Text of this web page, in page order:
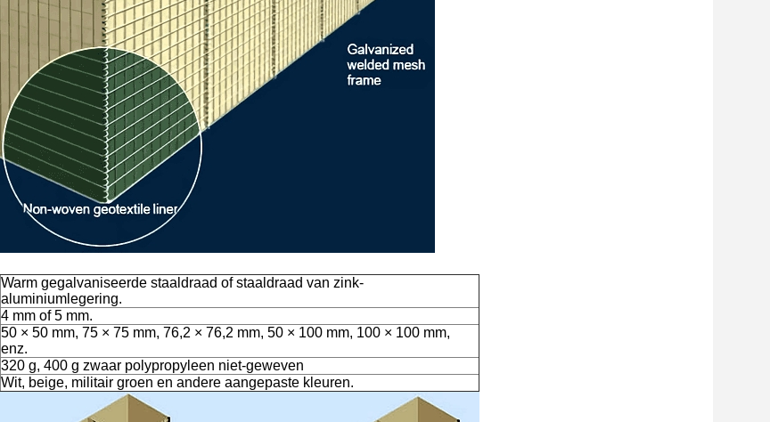
Warm gegalvaniseerde staaldraad of staaldraad van zink-
aluminiumlegering.
4 mm of 5 mm.
50 × 50 mm, 75 × 75 mm, 76,2 × 76,2 mm, 50 × 100 mm, 100 × 100 mm,
enz.
320 g, 400 g zwaar polypropyleen niet-geweven
Wit, beige, militair groen en andere aangepaste kleuren.